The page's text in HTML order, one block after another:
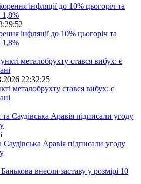
інфляції до 10% цьогоріч та
1,8%
22:32:25
металобрухту стався вибух: є
Аравія підписали угоду